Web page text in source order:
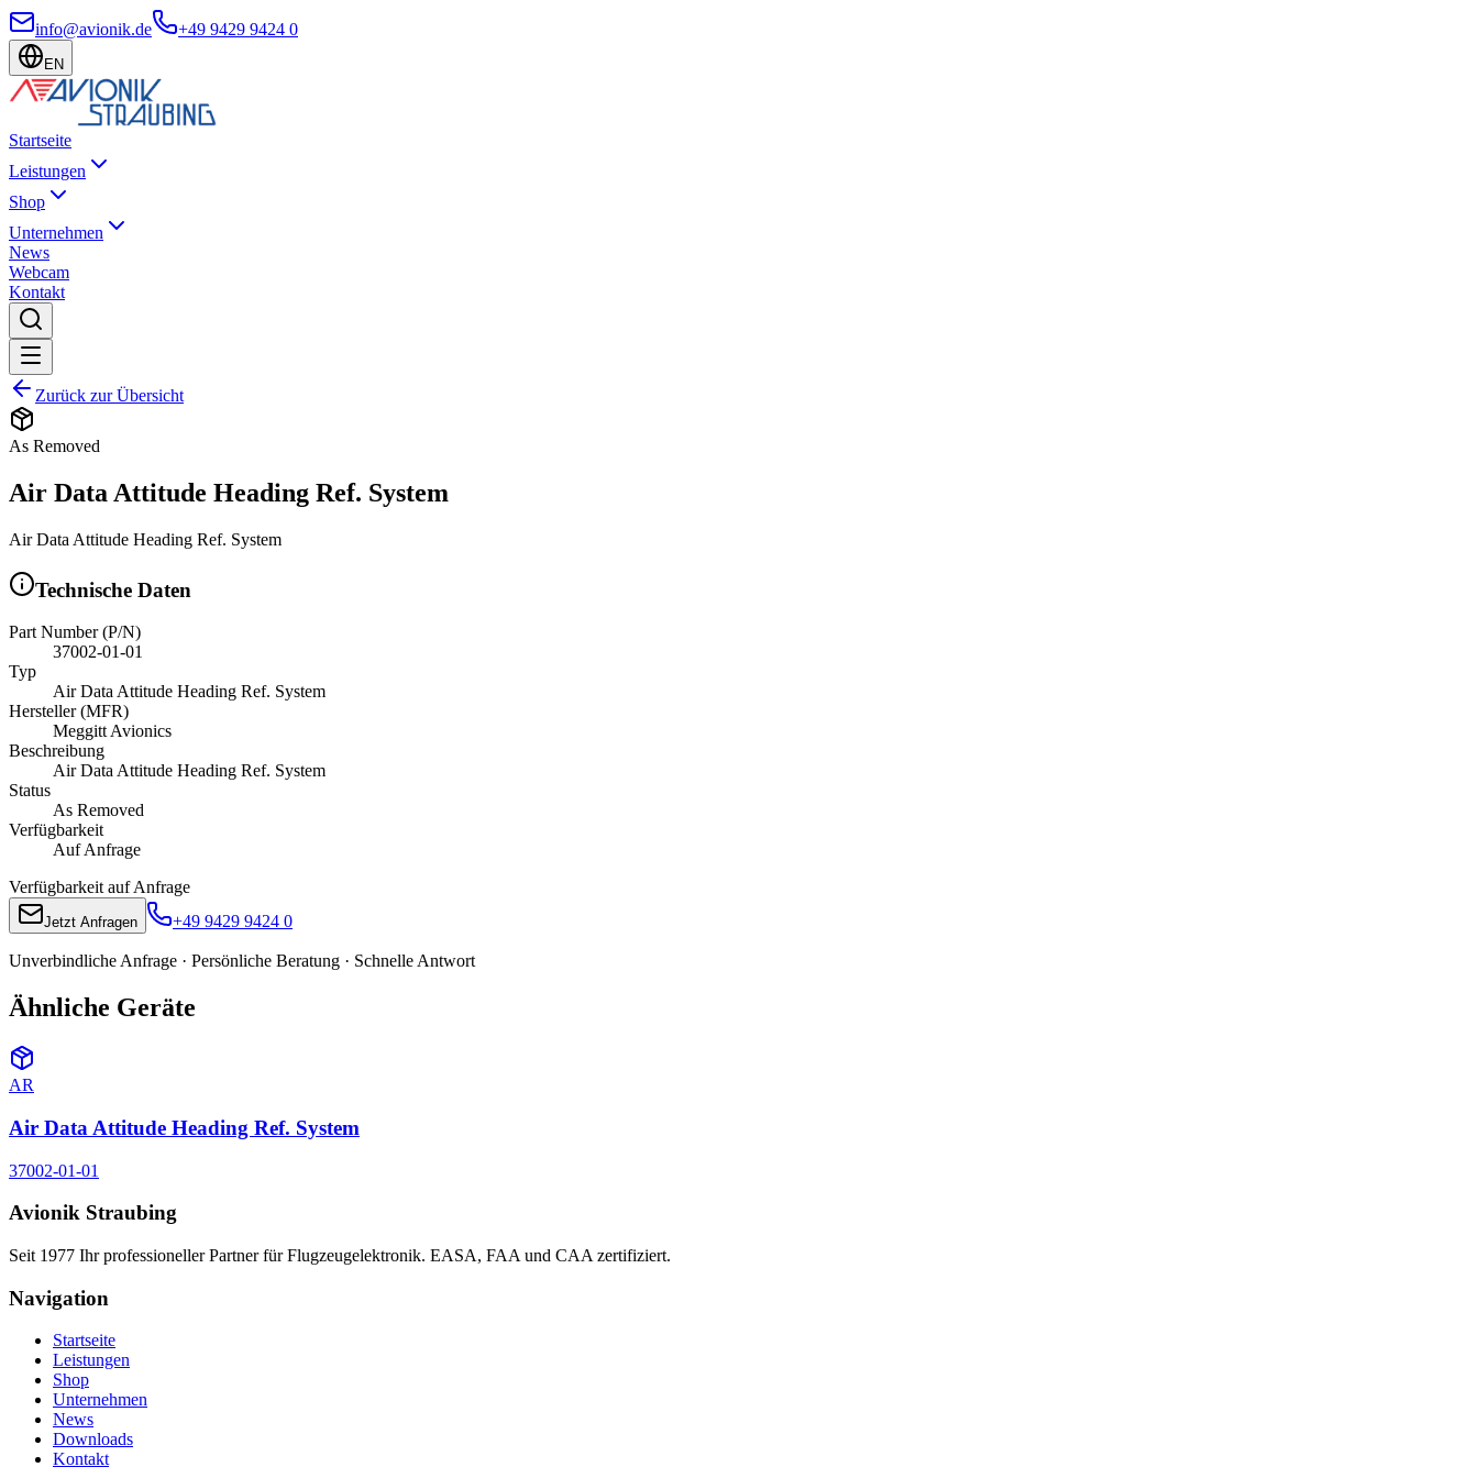
info@avionik.de +49 9429 9424 0
EN
Startseite
Leistungen
Shop
Unternehmen
News
Webcam
Kontakt
Zurück zur Übersicht
As Removed
Air Data Attitude Heading Ref. System
Air Data Attitude Heading Ref. System
Technische Daten
Part Number (P/N)
37002-01-01
Typ
Air Data Attitude Heading Ref. System
Hersteller (MFR)
Meggitt Avionics
Beschreibung
Air Data Attitude Heading Ref. System
Status
As Removed
Verfügbarkeit
Auf Anfrage
Verfügbarkeit auf Anfrage
Jetzt Anfragen +49 9429 9424 0
Unverbindliche Anfrage · Persönliche Beratung · Schnelle Antwort
Ähnliche Geräte
AR
Air Data Attitude Heading Ref. System
37002-01-01
Avionik Straubing
Seit 1977 Ihr professioneller Partner für Flugzeugelektronik. EASA, FAA und CAA zertifiziert.
Navigation
Startseite
Leistungen
Shop
Unternehmen
News
Downloads
Kontakt